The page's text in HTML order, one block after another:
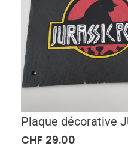
Plaque décorative
CHF 29.00